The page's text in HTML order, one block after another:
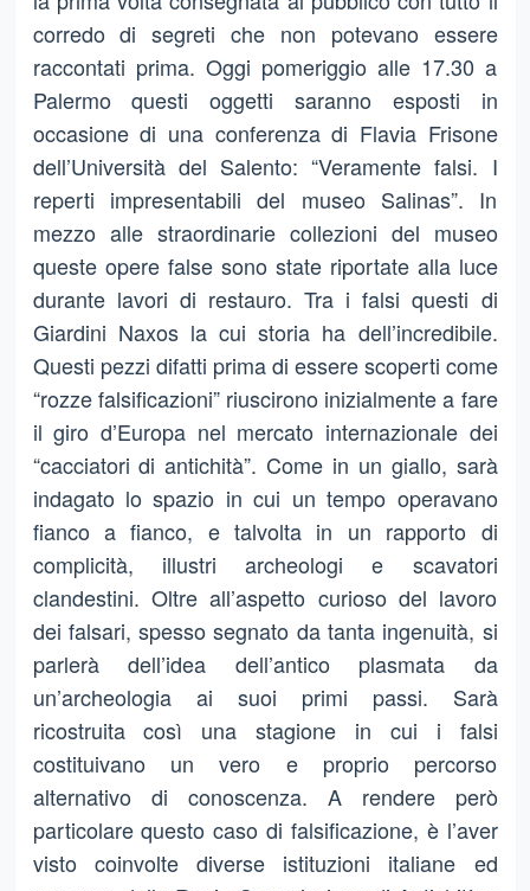
corredo di segreti che non potevano essere
raccontati prima. Oggi pomeriggio alle 17.30 a
Palermo questi oggetti saranno esposti in
occasione di una conferenza di Flavia Frisone
dell’Università del Salento: “Veramente falsi. I
reperti impresentabili del museo Salinas”. In
mezzo alle straordinarie collezioni del museo
queste opere false sono state riportate alla luce
durante lavori di restauro. Tra i falsi questi di
Giardini Naxos la cui storia ha dell’incredibile.
Questi pezzi difatti prima di essere scoperti come
“rozze falsificazioni” riuscirono inizialmente a fare
il giro d’Europa nel mercato internazionale dei
“cacciatori di antichità”. Come in un giallo, sarà
indagato lo spazio in cui un tempo operavano
fianco a fianco, e talvolta in un rapporto di
complicità, illustri archeologi e scavatori
clandestini. Oltre all’aspetto curioso del lavoro
dei falsari, spesso segnato da tanta ingenuità, si
parlerà dell’idea dell’antico plasmata da
un’archeologia ai suoi primi passi. Sarà
ricostruita così una stagione in cui i falsi
costituivano un vero e proprio percorso
alternativo di conoscenza. A rendere però
particolare questo caso di falsificazione, è l’aver
visto coinvolte diverse istituzioni italiane ed